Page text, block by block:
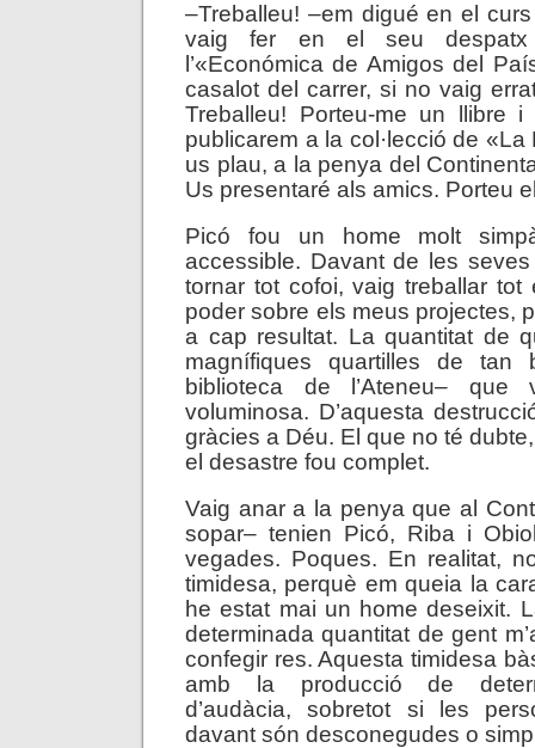
–Treballeu! –em digué en el
vaig fer en el seu
l’«Económica de Amigos del
casalot del carrer, si no vaig
Treballeu! Porteu-me un llibre i
publicarem a la col·lecció de «La
us plau, a la penya del
Us presentaré als amics. Porteu
Picó fou un home molt
accessible. Davant de les
tornar tot cofoi, vaig treballar tot
poder sobre els meus projectes,
a cap resultat. La quantitat de
magnífiques quartilles de
biblioteca de l’Ateneu– que
voluminosa. D’aquesta
gràcies a Déu. El que no té
el desastre fou complet.
Vaig anar a la penya que al
sopar– tenien Picó, Riba i
vegades. Poques. En realitat,
timidesa, perquè em queia la
he estat mai un home deseixit.
determinada quantitat de gent
confegir res. Aquesta timidesa
amb la producció de
d’audàcia, sobretot si les
davant són desconegudes o